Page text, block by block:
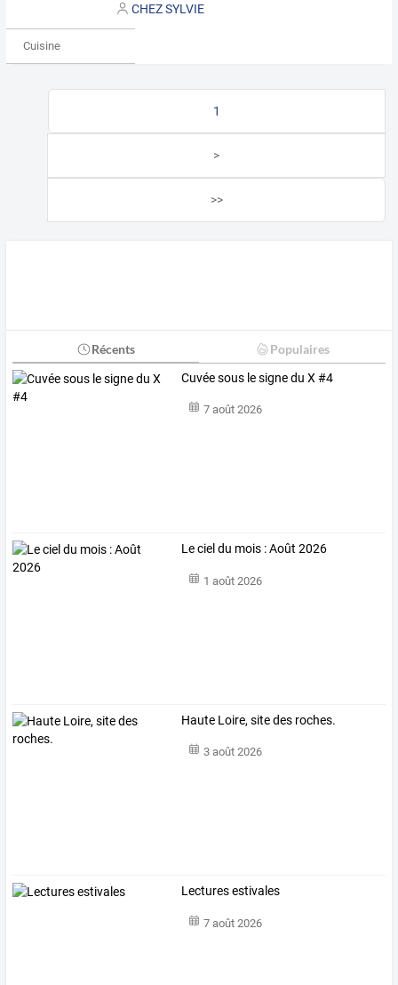
CHEZ SYLVIE
Cuisine
1
>
>>
Récents Populaires
Cuvée sous le signe du X #4
7 août 2026
Le ciel du mois : Août 2026
1 août 2026
Haute Loire, site des roches.
3 août 2026
Lectures estivales
7 août 2026